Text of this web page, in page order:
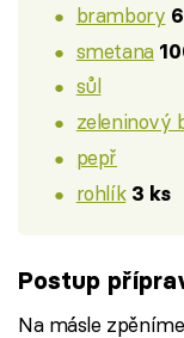
brambory
smetana
sůl
zeleninový
pepř
rohlík 3 ks
Postup
Na másle